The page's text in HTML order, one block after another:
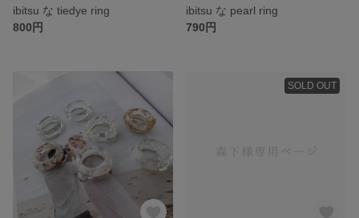
ibitsu な tiedye ring
800円
ibitsu な pearl ring
790円
SOLD OUT